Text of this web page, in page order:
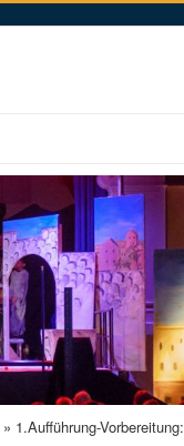
» 1.Aufführung-Vorbereitung: